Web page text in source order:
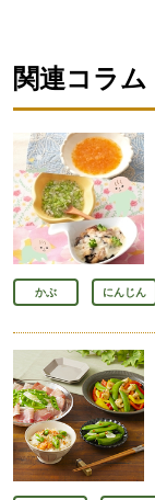
関連コラム
かぶ にんじん